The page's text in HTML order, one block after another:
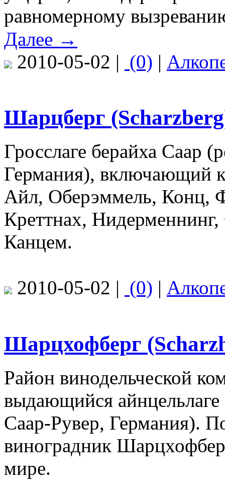
равномерному
Далее →
2010-05-02 | (0) |
Шарцберг
Гросслаге берайха Саар
Германия), включающий
Айл, Оберэммель, Конц,
Креттнах,
Канцем.
2010-05-02 | (0) |
Шарцхофберг
Район винодельческой
выдающийся
Саар-Рувер, Германия).
виноградник
мире.